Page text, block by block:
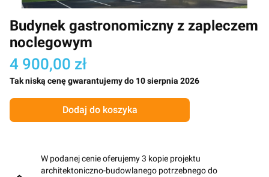
Budynek gastronomiczny z zapleczem
noclegowym
4 900,00 zł
Tak niską cenę gwarantujemy do 10 sierpnia 2026
Dodaj do koszyka
W podanej cenie oferujemy 3 kopie projektu
architektoniczno-budowlanego potrzebnego do